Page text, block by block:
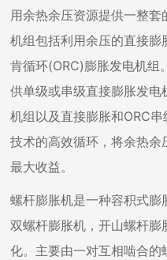
用余热余压资源提供一整
机组包括利用余压的直接
肯循环(ORC)膨胀发电机组
供单级或串级直接膨胀发
机组以及直接膨胀和ORC
技术的高效循环，将余热
最大收益。
螺杆膨胀机是一种容积式
双螺杆膨胀机，开山螺杆
化。主要由一对互相啮合